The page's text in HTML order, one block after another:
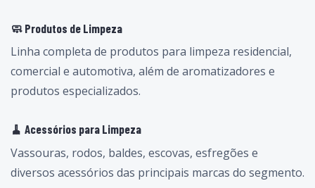
🧼 Produtos de Limpeza
Linha completa de produtos para limpeza residencial,
comercial e automotiva, além de aromatizadores e
produtos especializados.
🧹 Acessórios para Limpeza
Vassouras, rodos, baldes, escovas, esfregões e
diversos acessórios das principais marcas do segmento.